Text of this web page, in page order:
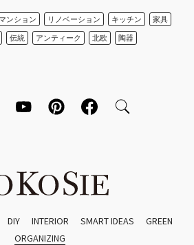
マンション リノベーション キッチン
家具
伝統 アンティーク 北欧 陶器
DIY INTERIOR SMART IDEAS
GREEN
ORGANIZING